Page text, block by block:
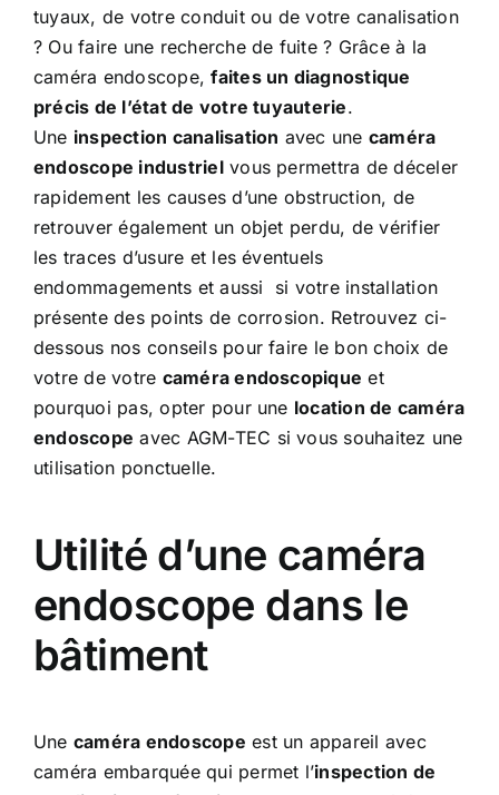
tuyaux, de votre conduit ou de votre canalisation
? Ou faire une recherche de fuite ? Grâce à la
caméra endoscope,faites un diagnostique
précis de l’état de votre tuyauterie.
Une inspection canalisation avec une caméra
endoscope industrielvous permettra de déceler
rapidement les causes d’une obstruction, de
retrouver également un objet perdu, de vérifier
les traces d’usure et les éventuels
endommagements et aussi si votre installation
présente des points de corrosion. Retrouvez ci-
dessous nos conseils pour faire le bon choix de
votre de votre caméra endoscopique et
pourquoi pas, opter pour une location de caméra
endoscope avec AGM-TEC si vous souhaitez une
utilisation ponctuelle.
Utilité d’une caméra
endoscope dans le
bâtiment
Une caméra endoscope est un appareil avec
caméra embarquée qui permet l’inspection de